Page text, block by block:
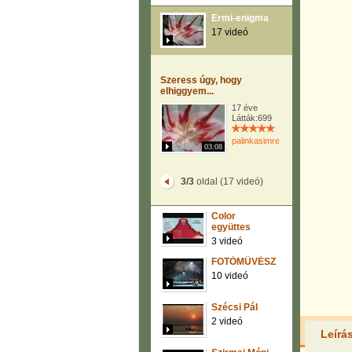
Ermi-enigma
17 videó
Szeress úgy, hogy
elhiggyem...
03:08
17 éve
Látták:699
palinkasimre
3/3oldal (17 videó)
Color
együttes
3 videó
FOTÓMŰVÉSZET
10 videó
Szécsi Pál
2 videó